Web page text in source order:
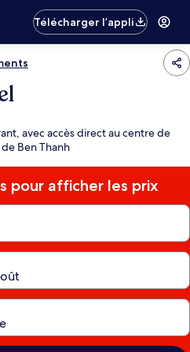
Télécharger l’appli
avec accès direct au centre de
Ben Thanh
pour afficher les prix